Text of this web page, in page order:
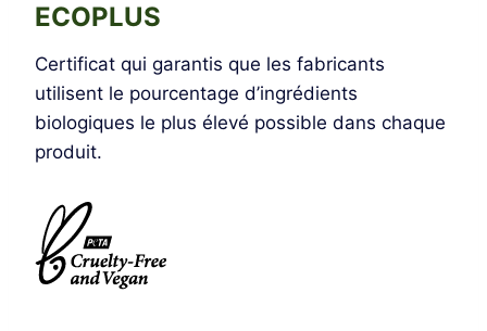
ECOPLUS
Certificat qui garantis que les fabricants
utilisent le pourcentage d’ingrédients
biologiques le plus élevé possible dans chaque
produit.